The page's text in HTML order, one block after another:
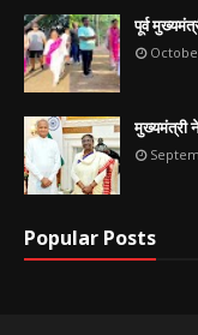
पूर्व
मुख्यमंत्री ने
Popular Posts